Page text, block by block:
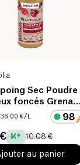
Sec Poudre
foncés
€/L
10.08 €
au panier